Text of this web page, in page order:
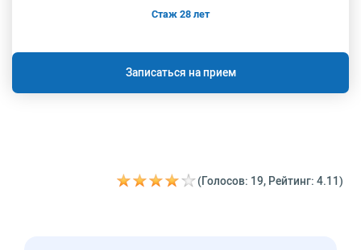
Стаж 28 лет
Записаться на прием
(Голосов: 19, Рейтинг: 4.11)